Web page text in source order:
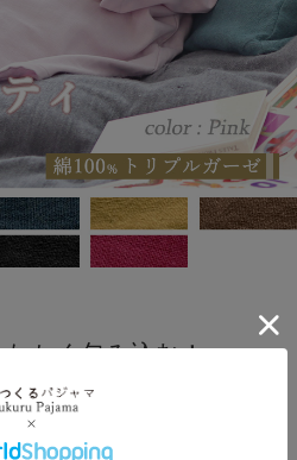
かく包み込む！
入院着としても使える
マタニティパジャマ
みの暖かさ